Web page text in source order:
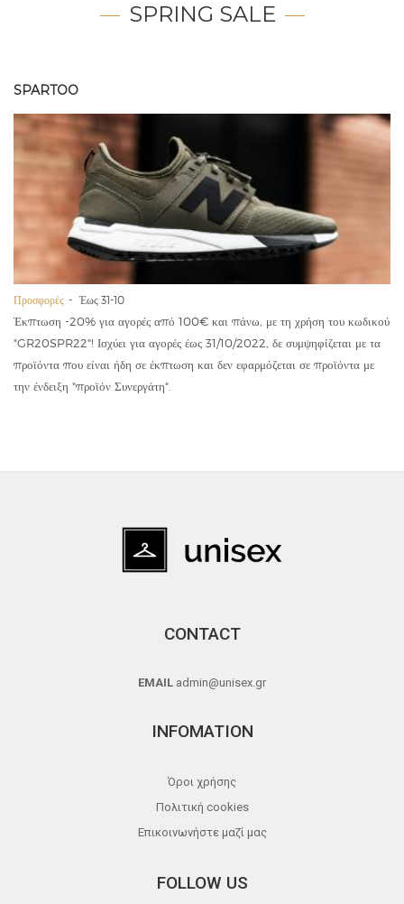
SPRING SALE
SPARTOO
Προσφορές Έως 31-10
Έκπτωση -20% για αγορές από 100€ και πάνω, με τη χρήση του κωδικού
"GR20SPR22"! Ισχύει για αγορές έως 31/10/2022, δε συμψηφίζεται με τα
προϊόντα που είναι ήδη σε έκπτωση και δεν εφαρμόζεται σε προϊόντα με
την ένδειξη "προϊόν Συνεργάτη".
CONTACT
EMAIL admin@unisex.gr
INFOMATION
Όροι χρήσης
Πολιτική cookies
Επικοινωνήστε μαζί μας
FOLLOW US